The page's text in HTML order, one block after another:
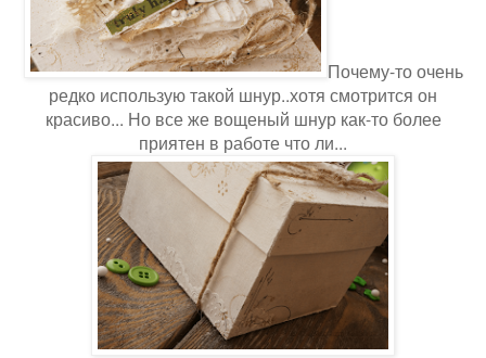
Почему-то очень
редко использую такой шнур..хотя смотрится он
красиво... Но все же вощеный шнур как-то более
приятен в работе что ли...